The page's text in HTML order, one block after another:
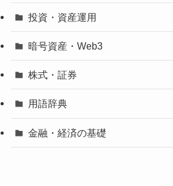
投資・資産運用
暗号資産・Web3
株式・証券
用語辞典
金融・経済の基礎